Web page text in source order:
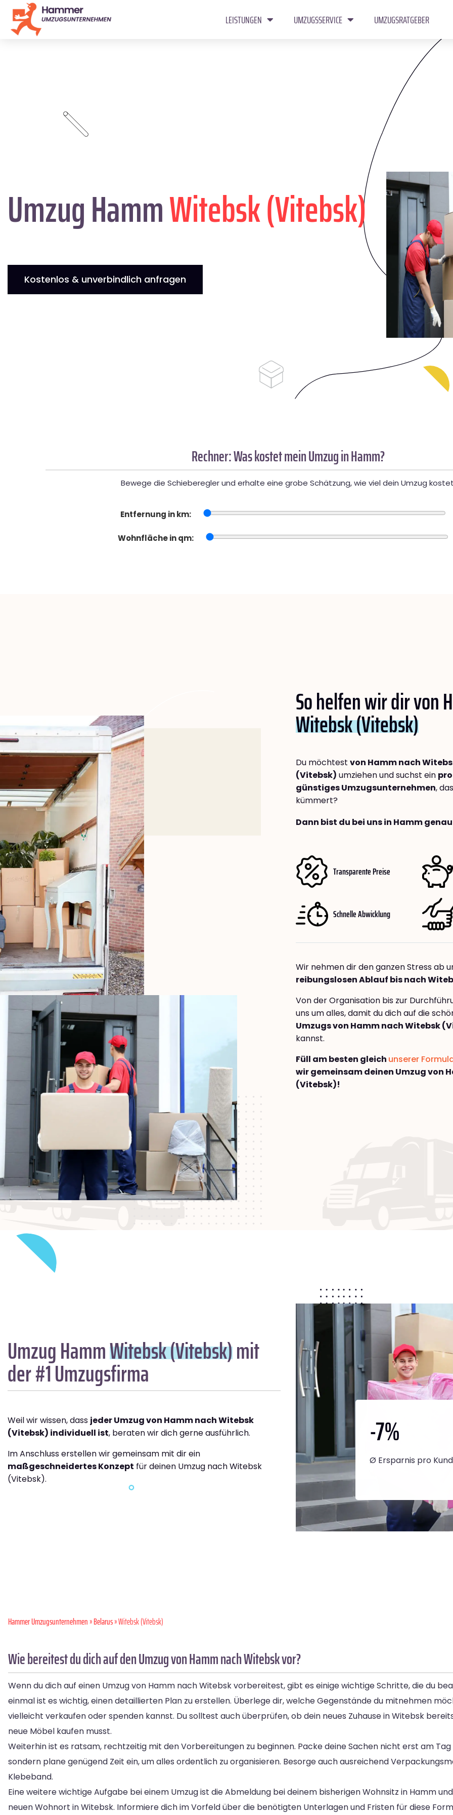
LEISTUNGEN UMZUGSSERVICE UMZUGSRATGEBER
Umzug HammWitebsk (Vitebsk)
Kostenlos & unverbindlich anfragen
Rechner: Was kostet mein Umzug in Hamm?
Bewege die Schieberegler und erhalte eine grobe Schätzung, wie viel dein Umzug
Entfernung in km:
Wohnfläche in qm:
So helfen wir dir von
Witebsk (Vitebsk)
Du möchtest von Hamm nach
(Vitebsk) umziehen und suchst ein
günstiges Umzugsunternehmen,
kümmert?
Dann bist du bei uns in Hamm
Transparente Preise
Schnelle Abwicklung
Wir nehmen dir den ganzen Stress ab
reibungslosen Ablauf bis nach
Von der Organisation bis zur
uns um alles, damit du dich auf die
Umzugs von Hamm nach Witebsk
kannst.
Füll am besten gleich unserer
wir gemeinsam deinen Umzug von
(Vitebsk)!
Umzug HammWitebsk (Vitebsk)mit
der #1 Umzugsfirma
Weil wir wissen, dass jeder Umzug von Hamm nach Witebsk
(Vitebsk) individuell ist, beraten wir dich gerne ausführlich.
Im Anschluss erstellen wir gemeinsam mit dir ein
maßgeschneidertes Konzept für deinen Umzug nach Witebsk
(Vitebsk).
-7%
Ø Ersparnis pro
Hammer Umzugsunternehmen»Belarus» Witebsk (Vitebsk)
Wie bereitest du dich auf den Umzug von Hamm nach Witebsk vor?
Wenn du dich auf einen Umzug von Hamm nach Witebsk vorbereitest, gibt es einige wichtige Schritte, die du
einmal ist es wichtig, einen detaillierten Plan zu erstellen. Überlege dir, welche Gegenstände du mitnehmen
vielleicht verkaufen oder spenden kannst. Du solltest auch überprüfen, ob dein neues Zuhause in Witebsk
neue Möbel kaufen musst.
Weiterhin ist es ratsam, rechtzeitig mit den Vorbereitungen zu beginnen. Packe deine Sachen nicht erst am Tag
sondern plane genügend Zeit ein, um alles ordentlich zu organisieren. Besorge auch ausreichend
Klebeband.
Eine weitere wichtige Aufgabe bei einem Umzug ist die Abmeldung bei deinem bisherigen Wohnsitz in Hamm
neuen Wohnort in Witebsk. Informiere dich im Vorfeld über die benötigten Unterlagen und Fristen für diese